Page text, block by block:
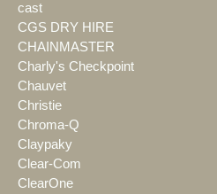
cast
CGS DRY HIRE
CHAINMASTER
Charly's Checkpoint
Chauvet
Christie
Chroma-Q
Claypaky
Clear-Com
ClearOne